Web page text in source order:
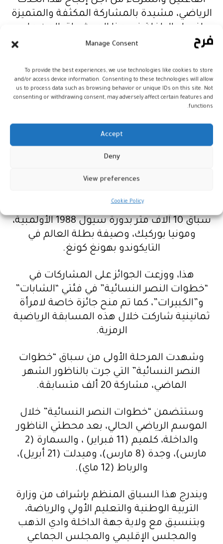
Manage Consent
To provide the best experiences, we use technologies like cookies to store
and/or access device information. Consenting to these technologies will allow
us to process data such as browsing behavior or unique IDs on this site. Not
consenting or withdrawing consent, may adversely affect certain features and
functions.
Accept
Deny
View preferences
Cookie Policy
الرياضي، مشيدة بالمشاركة المكثفة والمتميزة
لنساء الداخلة في هذا الحدث وإقبالهن على
المشاركة في مثل هذه الأحداث الرياضية.
وبعد أن أعربت نزهة بدوان عن سعادتها لنجاح
هذا الحدث الرياضي الذي أصبح ذو طابع وطني،
ذكرت البطلة المغربية السابقة بتنظيم بداية
الأسبوع الماضي قافلة رياضية تضمنت
أنشطة رياضية وترفيهية، بالإضافة إلى الألعاب
التقليدية، على مستوى الكركرات وجماعة بئر
كندوز التابعة لإقليم أوسرد.
وتزامنا مع هذا الحدث الرياضي، كرمت الجهة
غرار مولاي إبراهيم بوطيب، البطل الأولمبي في
سباق 10 آلاف متر بدورة سيول 1988 الأولمبية،
ومونيا بوركيك، وصيفة بطلة العالم في
التايكوندو بهونغ كونغ.
هذا، ووزعت الجوائز على المشاركات في
“خطوات النصر النسائية” في فئتي “الشابات”
و”الكبيرات”، كما تم منح جائزة خاصة لامرأة
ثمانينية شاركت خلال هذه المسابقة الرياضية
الرمزية.
وشهدت المرحلة الأولى من سباق “خطوات
النصر النسائية” التي جرت بالناظور الشهر
الماضي، مشاركة 20 ألف متسابقة.
وستتضمن “خطوات النصر النسائية” خلال
الموسم الرياضي الحالي، بعد محطتي الناظور
والداخلة، كلميم (11 فبراير) ، والسمارة (2
مارس)، وجدة (8 مارس)، وميدلت (21 أبريل)،
والرباط (12 ماي).
ويندرج هذا السباق المنظم بإشراف من وزارة
التربية الوطنية والتعليم الأولي والرياضة،
وبتنسيق مع ولاية جهة الداخلة وادي الذهب
والمجلس الإقليمي والمجلس الجماعي